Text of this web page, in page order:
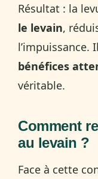
Résultat : la
le levain,
l’impuissance.
bénéfices
véritable.
Comment
au levain ?
Face à cette